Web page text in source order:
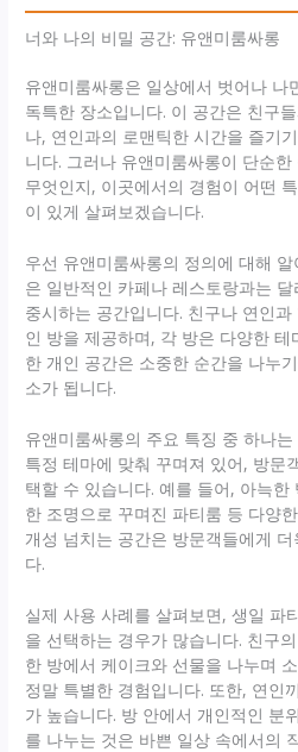
너와 나의 비밀 공간: 유앤미룸싸롱
유앤미룸싸롱은 일상에서 벗어나 나
독특한 장소입니다. 이 공간은 친구
나, 연인과의 로맨틱한 시간을 즐기
니다. 그러나 유앤미룸싸롱이 단순
무엇인지, 이곳에서의 경험이 어떤
이 있게 살펴보겠습니다.
우선 유앤미룸싸롱의 정의에 대해
은 일반적인 카페나 레스토랑과는
중시하는 공간입니다. 친구나 연인
인 방을 제공하며, 각 방은 다양한 테
한 개인 공간은 소중한 순간을 나누
소가 됩니다.
유앤미룸싸롱의 주요 특징 중 하나
특정 테마에 맞춰 꾸며져 있어, 방문
택할 수 있습니다. 예를 들어, 아늑한
한 조명으로 꾸며진 파티룸 등 다양
개성 넘치는 공간은 방문객들에게
다.
실제 사용 사례를 살펴보면, 생일 파
을 선택하는 경우가 많습니다. 친구
한 방에서 케이크와 선물을 나누며
정말 특별한 경험입니다. 또한, 연인
가 높습니다. 방 안에서 개인적인 분
를 나누는 것은 바쁜 일상 속에서의